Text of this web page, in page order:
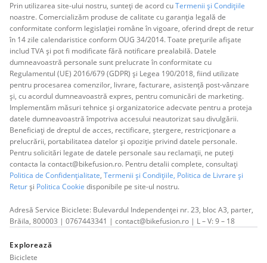
Prin utilizarea site-ului nostru, sunteți de acord cuTermenii și Condițiile
noastre. Comercializăm produse de calitate cu garanția legală de
conformitate conform legislației române în vigoare, oferind drept de retur
în 14 zile calendaristice conform OUG 34/2014. Toate prețurile afișate
includ TVA și pot fi modificate fără notificare prealabilă. Datele
dumneavoastră personale sunt prelucrate în conformitate cu
Regulamentul (UE) 2016/679 (GDPR) și Legea 190/2018, fiind utilizate
pentru procesarea comenzilor, livrare, facturare, asistență post-vânzare
și, cu acordul dumneavoastră expres, pentru comunicări de marketing.
Implementăm măsuri tehnice și organizatorice adecvate pentru a proteja
datele dumneavoastră împotriva accesului neautorizat sau divulgării.
Beneficiați de dreptul de acces, rectificare, ștergere, restricționare a
prelucrării, portabilitatea datelor și opoziție privind datele personale.
Pentru solicitări legate de datele personale sau reclamații, ne puteți
contacta la contact@bikefusion.ro. Pentru detalii complete, consultați
Politica de Confidențialitate, Termenii și Condițiile, Politica de Livrare și
Returși Politica Cookie disponibile pe site-ul nostru.
Adresă Service Biciclete: Bulevardul Independenței nr. 23, bloc A3, parter,
Brăila, 800003 | 0767443341 | contact@bikefusion.ro | L – V: 9 – 18
Explorează
Biciclete